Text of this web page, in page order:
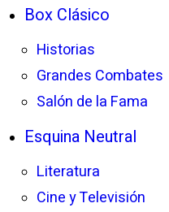
Box Clásico
Historias
Grandes Combates
Salón de la Fama
Esquina Neutral
Literatura
Cine y Televisión